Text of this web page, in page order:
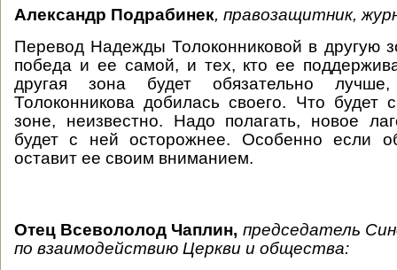
Александр Подрабинек, правозащитник,
Перевод Надежды Толоконниковой в другую
победа и ее самой, и тех, кто ее
другая зона будет обязательно
Толоконникова добилась своего. Что будет
зоне, неизвестно. Надо полагать, новое
будет с ней осторожнее. Особенно если
оставит ее своим вниманием.
Отец Всевололод Чаплин, председатель
по взаимодействию Церкви и общества: